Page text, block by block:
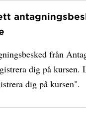
från
dig på kursen.
dig på kursen".